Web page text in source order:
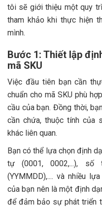
tôi sẽ giới thiệu một quy
tham khảo khi thực hiện
mình.
Bước 1: Thiết lập
mã SKU
Việc đầu tiên bạn cần
chuẩn cho mã SKU phù
cầu của bạn. Đồng thời,
cần chứa, thuộc tính của
khác liên quan.
Bạn có thể lựa chọn định
tự (0001, 0002,...),
(YYMMDD),.... và nhiều
của bạn nên là một định
để đảm bảo sự phát triển